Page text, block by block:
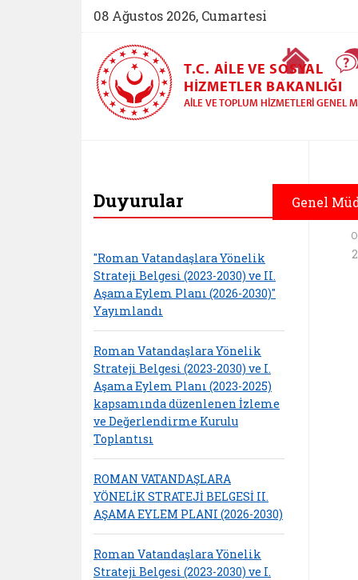
08 Ağustos 2026, Cumartesi
Ana Sayfa
T.C. AILE VE SOSYAL
HIZMETLER BAKANLIĞI
AILE VE TOPLUM HIZMETLERI GENEL
Genel
Duyurular
"Roman Vatandaşlara Yönelik
Strateji Belgesi (2023-2030) ve II.
Aşama Eylem Planı (2026-2030)"
Yayımlandı
Roman Vatandaşlara Yönelik
Strateji Belgesi (2023-2030) ve I.
Aşama Eylem Planı (2023-2025)
kapsamında düzenlenen İzleme
ve Değerlendirme Kurulu
Toplantısı
ROMAN VATANDAŞLARA
YÖNELİK STRATEJİ BELGESİ II.
AŞAMA EYLEM PLANI (2026-2030)
Roman Vatandaşlara Yönelik
Strateji Belgesi (2023-2030) ve I.